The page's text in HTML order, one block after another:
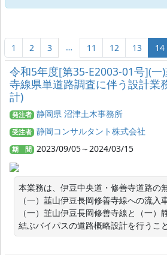
1 2 3 … 11 12 13 14
令和5年度[第35-E2003-01号](一
寺線県単道路調査に伴う設計業
計)
発注者 静岡県 沼津土木事務所
受注者 静岡コンサルタント株式会社
期 間 2023/09/05～2024/03/15
本業務は、伊豆中央道・修善寺道路の
（一）韮山伊豆長岡修善寺線への流入
（一）韮山伊豆長岡修善寺線と（一）
結ぶバイパスの道路概略設計を行うこ